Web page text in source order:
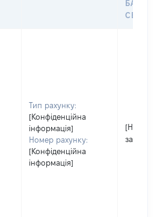
СЕЙФУ
Тип рахунку:
[Конфіденційна
інформація]
Номер рахунку:
[Конфіденційна
інформація]
[Не